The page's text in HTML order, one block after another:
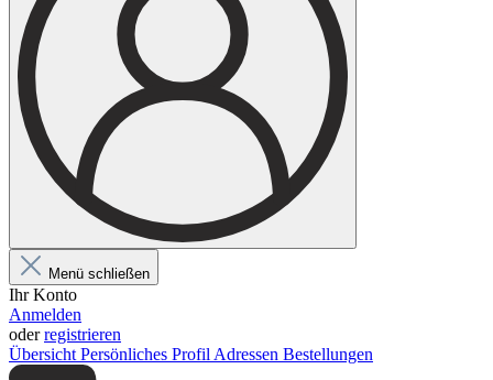
Menü schließen
Ihr Konto
Anmelden
oderregistrieren
Übersicht Persönliches Profil Adressen Bestellungen